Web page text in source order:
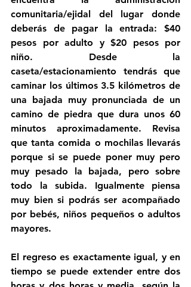
comunitaria/ejidal del lugar donde
deberás de pagar la entrada: $40
pesos por adulto y $20 pesos por
niño. Desde la
caseta/estacionamiento tendrás que
caminar los últimos 3.5 kilómetros de
una bajada muy pronunciada de un
camino de piedra que dura unos 60
minutos aproximadamente. Revisa
que tanta comida o mochilas llevarás
porque si se puede poner muy pero
muy pesado la bajada, pero sobre
todo la subida. Igualmente piensa
muy bien si podrás ser acompañado
por bebés, niños pequeños o adultos
mayores.
El regreso es exactamente igual, y en
tiempo se puede extender entre dos